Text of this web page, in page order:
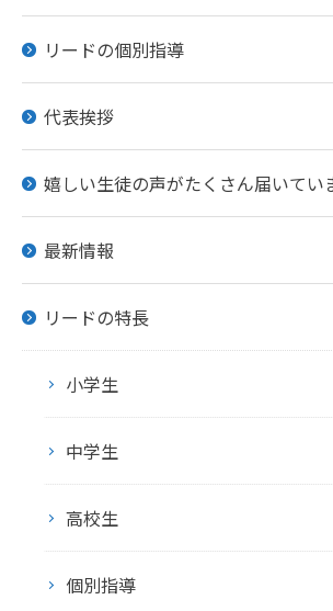
リードの個別指導
代表挨拶
嬉しい生徒の声がたくさん届いてい
最新情報
リードの特長
小学生
中学生
高校生
個別指導